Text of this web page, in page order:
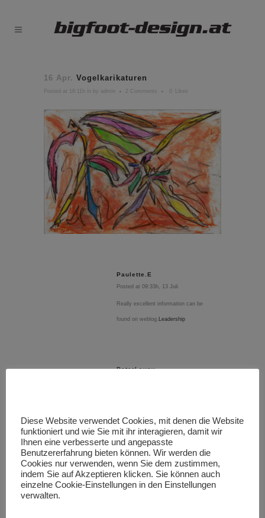
16 Apr. Vogelkarikaturen
Posted at 16:11h in by admin 2 Comments Likes
Paulette.E
Posted at 09:33h, 13 Juli
Really excellent information can be
found on weblog. Leadership
PeterLausy
[url=https://www.linkedin.com/pulse/shopify-
seo-brands-cant-scale-paid-ads-
cases-dmitri-bezdetny-enfuf/
]shopify seo company[/url] is the
guide to unlocking native above
Diese Website verwendet Cookies, mit denen die Website
funktioniert und wie Sie mit ihr interagieren, damit wir
Ihnen eine verbesserte und angepasste
Benutzererfahrung bieten können. Wir werden die
Cookies nur verwenden, wenn Sie dem zustimmen,
indem Sie auf Akzeptieren klicken. Sie können auch
einzelne Cookie-Einstellungen in den Einstellungen
verwalten.